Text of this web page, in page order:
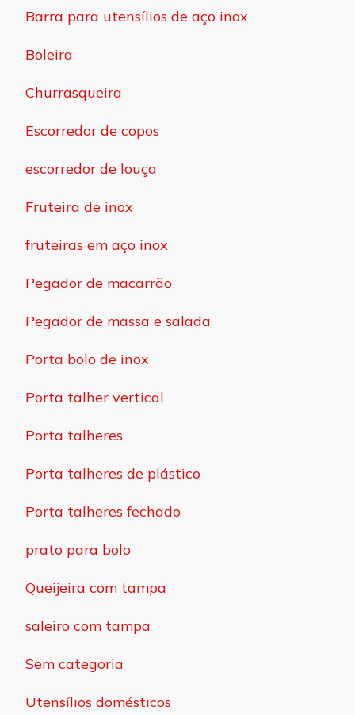
Barra para utensílios de aço inox
Boleira
Churrasqueira
Escorredor de copos
escorredor de louça
Fruteira de inox
fruteiras em aço inox
Pegador de macarrão
Pegador de massa e salada
Porta bolo de inox
Porta talher vertical
Porta talheres
Porta talheres de plástico
Porta talheres fechado
prato para bolo
Queijeira com tampa
saleiro com tampa
Sem categoria
Utensílios domésticos